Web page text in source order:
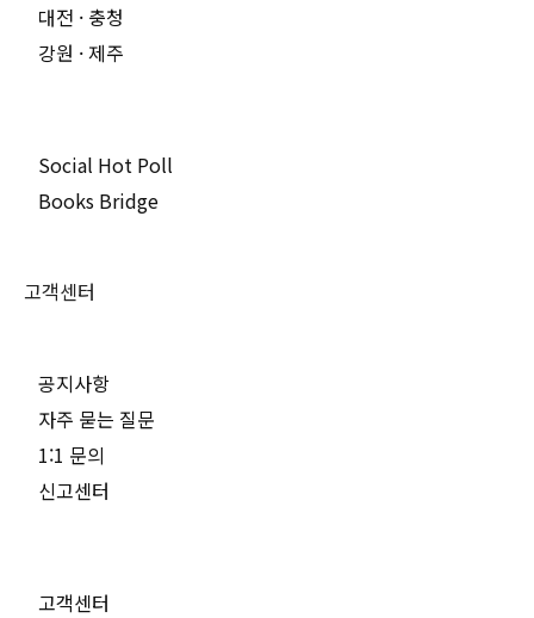
대전 · 충청
강원 · 제주
Social Hot Poll
Books Bridge
고객센터
공지사항
자주 묻는 질문
1:1 문의
신고센터
고객센터